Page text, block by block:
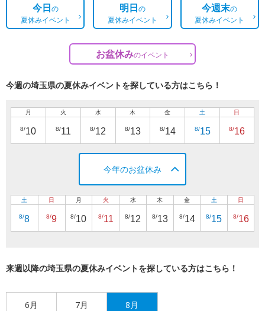
今日の
夏休みイベント
明日の
夏休みイベント
今週末の
夏休みイベント
お盆休みのイベント
今週の埼玉県の夏休みイベントを探している方はこちら！
月
8/10
火
8/11
水
8/12
木
8/13
金
8/14
土
8/15
日
8/16
今年のお盆休み
土
8/8
日
8/9
月
8/10
火
8/11
水
8/12
木
8/13
金
8/14
土
8/15
日
8/16
来週以降の埼玉県の夏休みイベントを探している方はこちら！
6月 7月 8月